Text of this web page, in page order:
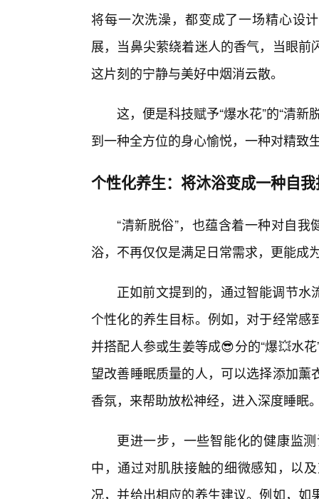
将每一次洗澡，都变成了一场精心设
展，当鼻尖萦绕着迷人的香气，当眼
这片刻的宁静与美好中烟消云散。
这，便是科技赋予“爆水花”的“清
到一种全方位的身心愉悦，一种对精致
个性化养生：将沐浴变成一种自
“清新脱俗”，也蕴含着一种对自
浴，不再仅仅是满足日常需求，更能成
正如前文提到的，通过智能调节
个性化的养生目标。例如，对于经常
并搭配人参或生姜等成😎分的“爆💥水
望改善睡眠质量的人，可以选择添加
香氛，来帮助放松神经，进入深度睡眠
更进一步，一些智能化的健康监
中，通过对肌肤接触的细微感知，以
况，并给出相应的养生建议。例如，